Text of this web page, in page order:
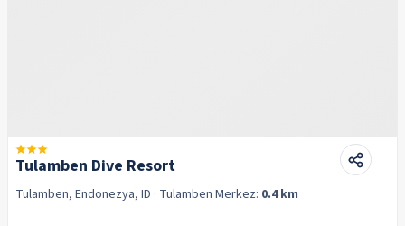
Tulamben Dive Resort
Tulamben, Endonezya, ID · Tulamben Merkez: 0.4 km